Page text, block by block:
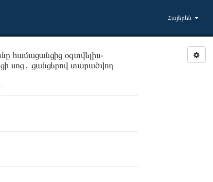
Հայերեն
համացանցից օգտվելիս-
սոց․ ցանցերով տարածվող